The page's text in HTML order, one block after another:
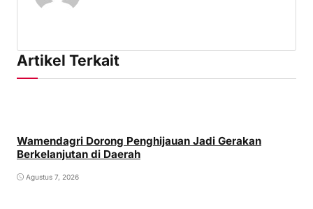
Artikel Terkait
Wamendagri Dorong Penghijauan Jadi Gerakan
Berkelanjutan di Daerah
Agustus 7, 2026